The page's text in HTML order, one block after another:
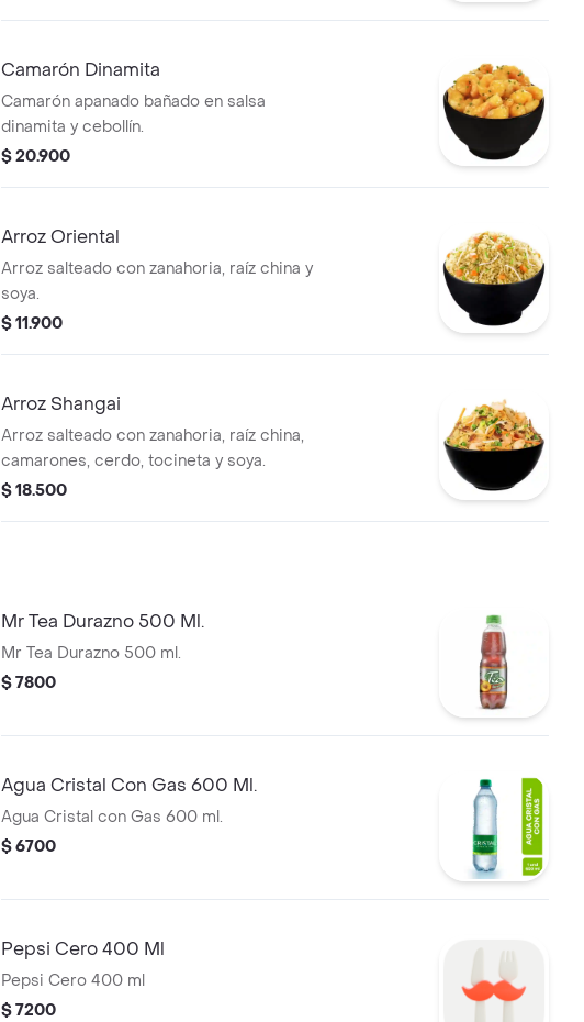
Camarón Dinamita
Camarón apanado bañado en salsa
dinamita y cebollín.
$ 20.900
Arroz Oriental
Arroz salteado con zanahoria, raíz china y
soya.
$ 11.900
Arroz Shangai
Arroz salteado con zanahoria, raíz china,
camarones, cerdo, tocineta y soya.
$ 18.500
Mr Tea Durazno 500 Ml.
Mr Tea Durazno 500 ml.
$ 7800
Agua Cristal Con Gas 600 Ml.
Agua Cristal con Gas 600 ml.
$ 6700
Pepsi Cero 400 Ml
Pepsi Cero 400 ml
$ 7200